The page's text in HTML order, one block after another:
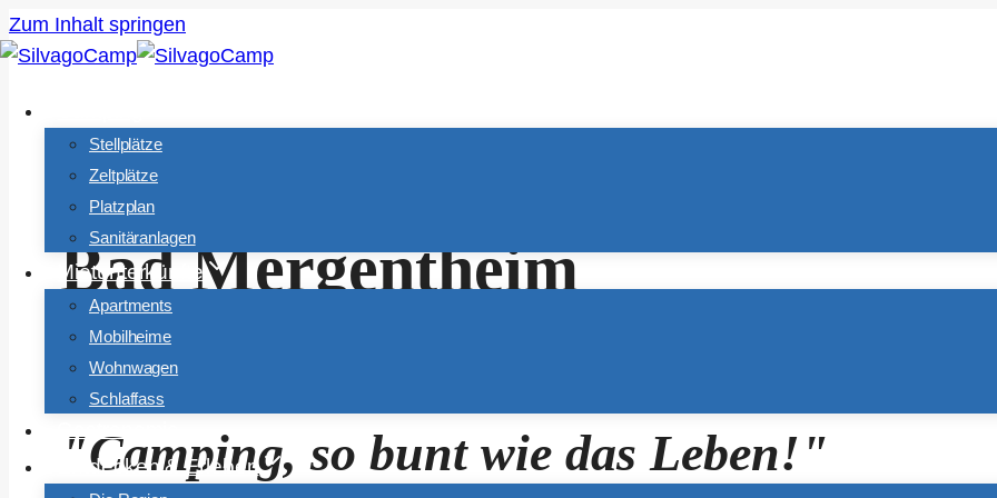
Zum Inhalt springen
Stellplätze
Zeltplätze
Platzplan
Sanitäranlagen
Mietunterkünfte
Apartments
Mobilheime
Wohnwagen
Schlaffass
Entdecken & Erleben
Willkommen auf dem Natur
Bad Mergentheim
Ein Ausflug in die grüne natur
"Camping, so bunt wie das Leben!"